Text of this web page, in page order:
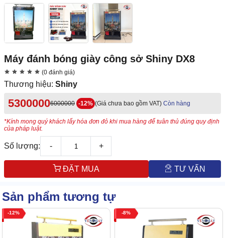
Máy đánh bóng giày công sở Shiny DX8
(0 đánh giá)
Thương hiệu: Shiny
53000006000000 -12% (Giá chưa bao gồm VAT) Còn hàng
*Kính mong quý khách lấy hóa đơn đỏ khi mua hàng để tuân thủ đúng quy định
của pháp luật.
Số lượng: - +
ĐẶT MUA TƯ VẤN
Sản phẩm tương tự
12 8